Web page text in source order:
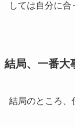
しては自分に合
結局、一番大
結局のところ、